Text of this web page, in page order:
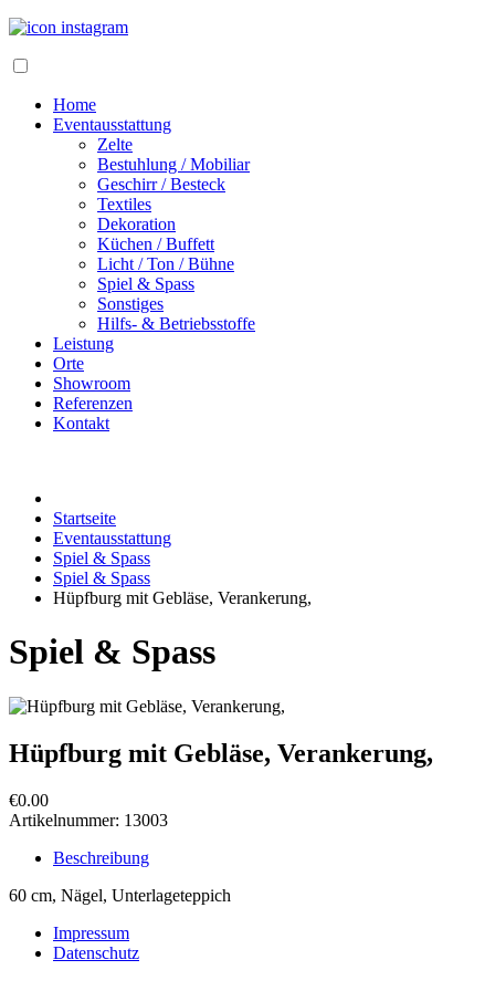
Home
Eventausstattung
Zelte
Bestuhlung / Mobiliar
Geschirr / Besteck
Textiles
Dekoration
Küchen / Buffett
Licht / Ton / Bühne
Spiel & Spass
Sonstiges
Hilfs- & Betriebsstoffe
Leistung
Orte
Showroom
Referenzen
Kontakt
Startseite
Eventausstattung
Spiel & Spass
Spiel & Spass
Hüpfburg mit Gebläse, Verankerung,
Spiel & Spass
Hüpfburg mit Gebläse, Verankerung,
€0.00
Artikelnummer: 13003
Beschreibung
60 cm, Nägel, Unterlageteppich
Impressum
Datenschutz